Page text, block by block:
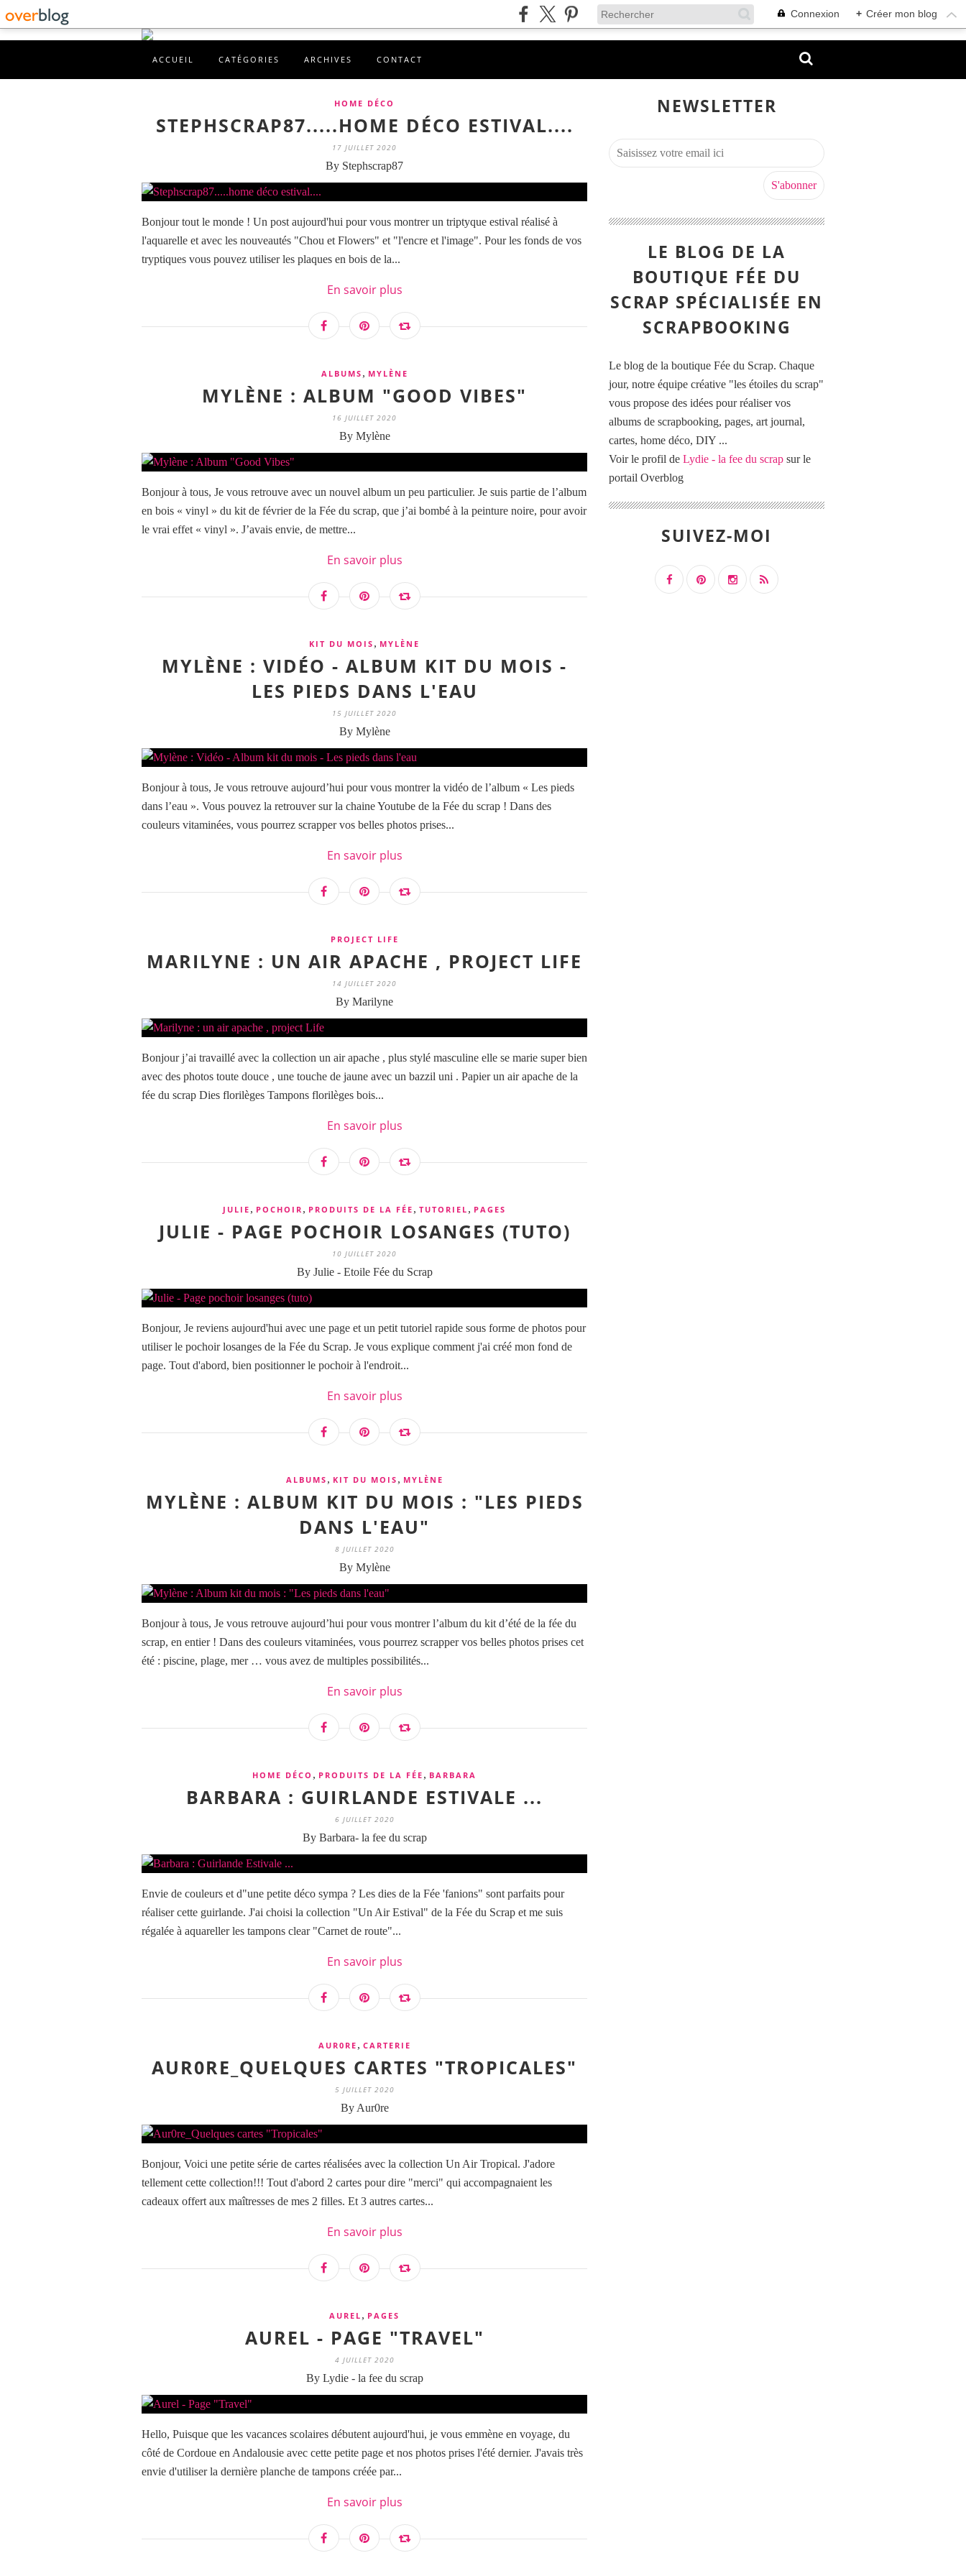
Connexion + Créer mon blog
ACCUEIL CATÉGORIES ARCHIVES CONTACT
HOME DÉCO
STEPHSCRAP87.....HOME DÉCO ESTIVAL....
17 JUILLET 2020
By Stephscrap87
Bonjour tout le monde ! Un post aujourd'hui pour vous montrer un triptyque estival réalisé à
l'aquarelle et avec les nouveautés "Chou et Flowers" et "l'encre et l'image". Pour les fonds de vos
tryptiques vous pouvez utiliser les plaques en bois de la...
En savoir plus
ALBUMS , MYLÈNE
MYLÈNE : ALBUM "GOOD VIBES"
16 JUILLET 2020
By Mylène
Bonjour à tous, Je vous retrouve avec un nouvel album un peu particulier. Je suis partie de l’album
en bois « vinyl » du kit de février de la Fée du scrap, que j’ai bombé à la peinture noire, pour avoir
le vrai effet « vinyl ». J’avais envie, de mettre...
En savoir plus
KIT DU MOIS , MYLÈNE
MYLÈNE : VIDÉO - ALBUM KIT DU MOIS -
LES PIEDS DANS L'EAU
15 JUILLET 2020
By Mylène
Bonjour à tous, Je vous retrouve aujourd’hui pour vous montrer la vidéo de l’album « Les pieds
dans l’eau ». Vous pouvez la retrouver sur la chaine Youtube de la Fée du scrap ! Dans des
couleurs vitaminées, vous pourrez scrapper vos belles photos prises...
En savoir plus
PROJECT LIFE
MARILYNE : UN AIR APACHE , PROJECT LIFE
14 JUILLET 2020
By Marilyne
Bonjour j’ai travaillé avec la collection un air apache , plus stylé masculine elle se marie super bien
avec des photos toute douce , une touche de jaune avec un bazzil uni . Papier un air apache de la
fée du scrap Dies florilèges Tampons florilèges bois...
En savoir plus
JULIE , POCHOIR , PRODUITS DE LA FÉE , TUTORIEL , PAGES
JULIE - PAGE POCHOIR LOSANGES (TUTO)
10 JUILLET 2020
By Julie - Etoile Fée du Scrap
Bonjour, Je reviens aujourd'hui avec une page et un petit tutoriel rapide sous forme de photos pour
utiliser le pochoir losanges de la Fée du Scrap. Je vous explique comment j'ai créé mon fond de
page. Tout d'abord, bien positionner le pochoir à l'endroit...
En savoir plus
ALBUMS , KIT DU MOIS , MYLÈNE
MYLÈNE : ALBUM KIT DU MOIS : "LES PIEDS
DANS L'EAU"
8 JUILLET 2020
By Mylène
Bonjour à tous, Je vous retrouve aujourd’hui pour vous montrer l’album du kit d’été de la fée du
scrap, en entier ! Dans des couleurs vitaminées, vous pourrez scrapper vos belles photos prises cet
été : piscine, plage, mer … vous avez de multiples possibilités...
En savoir plus
HOME DÉCO , PRODUITS DE LA FÉE , BARBARA
BARBARA : GUIRLANDE ESTIVALE ...
6 JUILLET 2020
By Barbara- la fee du scrap
Envie de couleurs et d"une petite déco sympa ? Les dies de la Fée 'fanions" sont parfaits pour
réaliser cette guirlande. J'ai choisi la collection "Un Air Estival" de la Fée du Scrap et me suis
régalée à aquareller les tampons clear "Carnet de route"...
En savoir plus
AUR0RE , CARTERIE
AUR0RE_QUELQUES CARTES "TROPICALES"
5 JUILLET 2020
By Aur0re
Bonjour, Voici une petite série de cartes réalisées avec la collection Un Air Tropical. J'adore
tellement cette collection!!! Tout d'abord 2 cartes pour dire "merci" qui accompagnaient les
cadeaux offert aux maîtresses de mes 2 filles. Et 3 autres cartes...
En savoir plus
AUREL , PAGES
AUREL - PAGE "TRAVEL"
4 JUILLET 2020
By Lydie - la fee du scrap
Hello, Puisque que les vacances scolaires débutent aujourd'hui, je vous emmène en voyage, du
côté de Cordoue en Andalousie avec cette petite page et nos photos prises l'été dernier. J'avais très
envie d'utiliser la dernière planche de tampons créée par...
En savoir plus
NEWSLETTER
LE BLOG DE LA
BOUTIQUE FÉE DU
SCRAP SPÉCIALISÉE EN
SCRAPBOOKING
Le blog de la boutique Fée du Scrap. Chaque
jour, notre équipe créative "les étoiles du scrap"
vous propose des idées pour réaliser vos
albums de scrapbooking, pages, art journal,
cartes, home déco, DIY ...
Voir le profil de Lydie - la fee du scrap sur le
portail Overblog
SUIVEZ-MOI